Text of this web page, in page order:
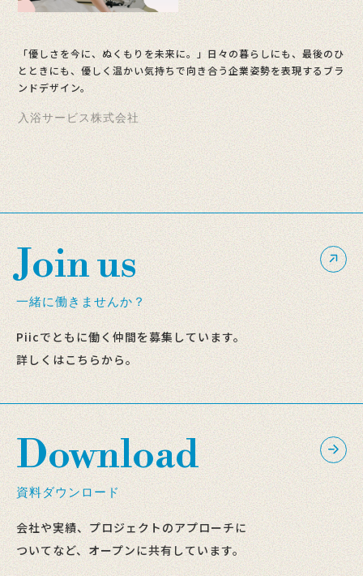
「優しさを今に、ぬくもりを未来に。」日々の暮らしにも、最後のひ
とときにも、優しく温かい気持ちで向き合う企業姿勢を表現するブラ
ンドデザイン。
入浴サービス株式会社
Join us
一緒に働きませんか？
Piicでともに働く仲間を募集しています。
詳しくはこちらから。
Download
資料ダウンロード
会社や実績、プロジェクトのアプローチに
ついてなど、オープンに共有しています。